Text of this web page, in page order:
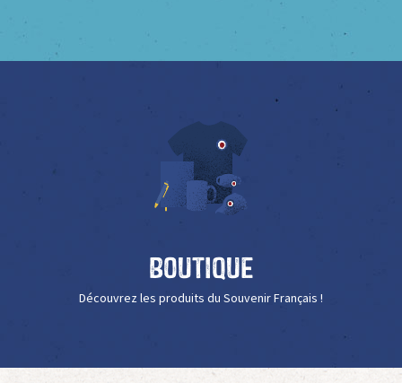
Boutique
Découvrez les produits du Souvenir Français !